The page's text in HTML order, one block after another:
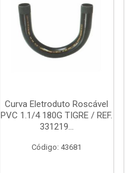
Curva Eletroduto Roscável
PVC 1.1/4 180G TIGRE / REF.
331219...
Código: 43681